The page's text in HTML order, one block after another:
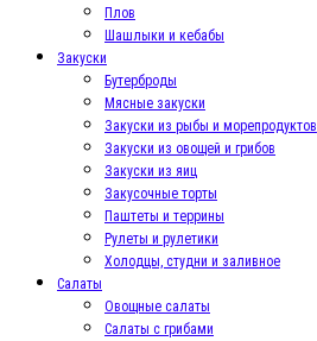
Плов
Шашлыки и кебабы
Закуски
Бутерброды
Мясные закуски
Закуски из рыбы и морепродуктов
Закуски из овощей и грибов
Закуски из яиц
Закусочные торты
Паштеты и террины
Рулеты и рулетики
Холодцы, студни и заливное
Салаты
Овощные салаты
Салаты с грибами